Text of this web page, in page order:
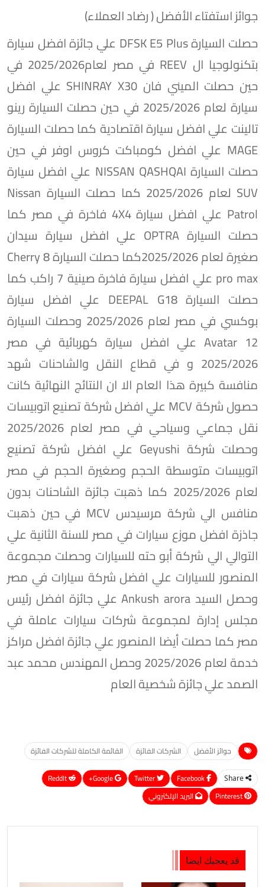
جوائز استفتاء الأفضل ( رضاد العملاء)
حصلت السيارة DFSK E5 Plus علي جائزة افضل سيارة
بتكنولوجيا ال REEV في مصر لعام2025/2026 في
حين حصلت الميني فان SHINRAY X30 علي افضل
سيارة لعام 2025/2026 في حين حصلت السيارة رينو
تالينت علي افضل سيارة اقتصادية كما حصلت السيارة
MAGE علي افضل كومباكت كروس اوفر في حين
حصلت السيارة NISSAN QASHQAI علي افضل سيارة
SUV لعام 2025/2026 كما حصلت السيارة Nissan
Patrol علي افضل سيارة 4X4 فاخرة في مصر كما
حصلت السيارة OPTRA علي افضل سيارة سيدان
صغيرة لعام 2025/2026كما حصلت السيارة Cherry 8
pro max علي افضل سيارة فاخرة صينية 7 راكب كما
حصلت السيارة DEEPAL G18 علي افضل سيارة
بوكسي في مصر لعام 2025/2026 وحصلت السيارة
Avatar 12 علي افضل سيارة كهربائية في مصر
2025/2026 و في قطاع النقل والشاحنات شهد
منافسة كبيرة هذا العام الا ان النتائج النهائية كانت
حصول شركة MCV علي افضل شركة تصنيع اتوبيسات
نقل جماعي وسياحي في مصر لعام 2025/2026
وحصلت شركة Geyushi علي افضل شركة تصنيع
اتوبيسات متوسطة الحجم وصغيرة الحجم في مصر
لعام 2025/2026 كما ذهبت جائزة الشاحنات بدون
منافس الي شركة مرسيدس MCV في حين ذهبت
جاذزة افضل موزع سيارات في مصر للسنة الثانية علي
التوالي الي شركة أبو حته للسيارات وحصلت مجموعة
المنصور للسيارات علي افضل شركة سيارات في مصر
وحصل السيد Ankush arora علي جائزة افضل رئيس
مجلس إدارة لمجموعة شركات سيارات عاملة في
مصر كما حصلت أيضا المنصور علي جائزة افضل مراكز
خدمة لعام 2025/2026 وحصل المهندس محمد عبد
الصمد علي جائزة شخصية العام
جوائز الأفضل الشركات الفائزة القائمة الكاملة للشركات الفائزة
Share
Google+
ReddIt
Pinterest
البريد الإلكتروني
قد يعجبك ايضا